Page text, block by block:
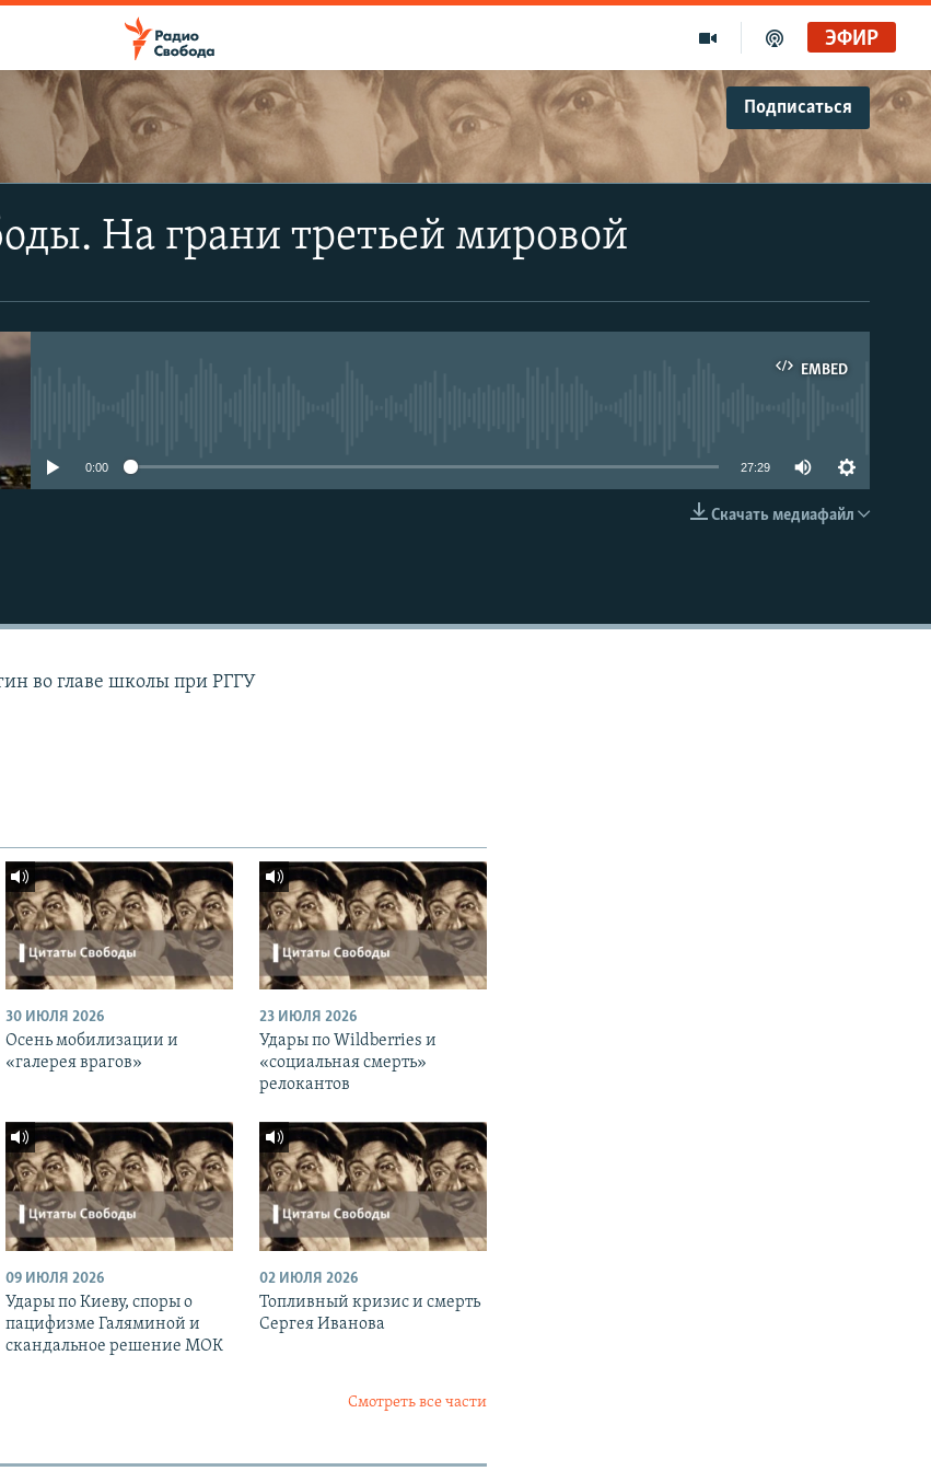
ЭФИР
Подписаться
Apple Podcasts
Spotify
YouTube
На грани третьей мировой
EMBED
EMBED
0:00 27:29
Скачать медиафайл
во главе школы при РГГУ
30 ИЮЛЯ 2026
Осень мобилизации и
«галерея врагов»
23 ИЮЛЯ 2026
Удары по Wildberries и
«социальная смерть»
релокантов
09 ИЮЛЯ 2026
Удары по Киеву, споры о
пацифизме Галяминой и
скандальное решение МОК
02 ИЮЛЯ 2026
Топливный кризис и смерть
Сергея Иванова
Смотреть все части